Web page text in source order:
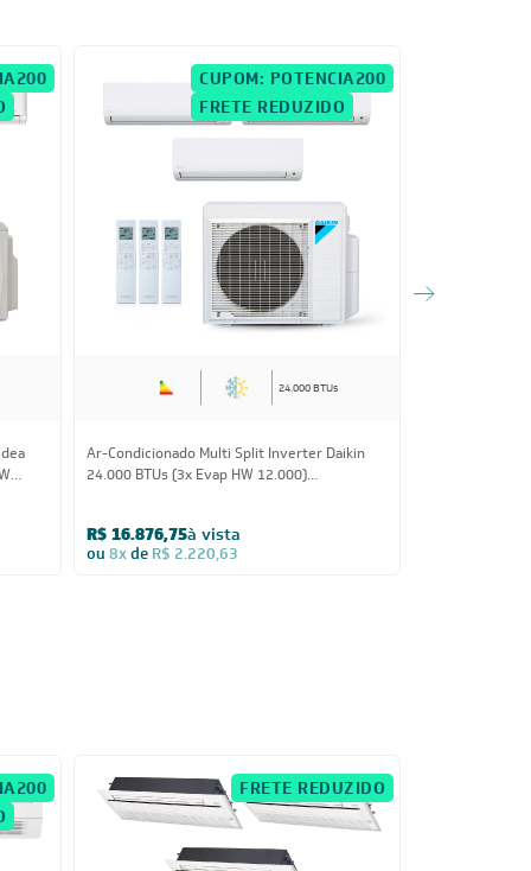
CUPOM: POTENCIA200
FRETE REDUZIDO
24.000 BTUs
Ar-Condicionado Multi Split Inverter Daikin
24.000 BTUs (3x Evap HW 12.000)
R$ 16.876,75à vista
ou 8xde R$ 2.220,63
FRETE REDUZIDO